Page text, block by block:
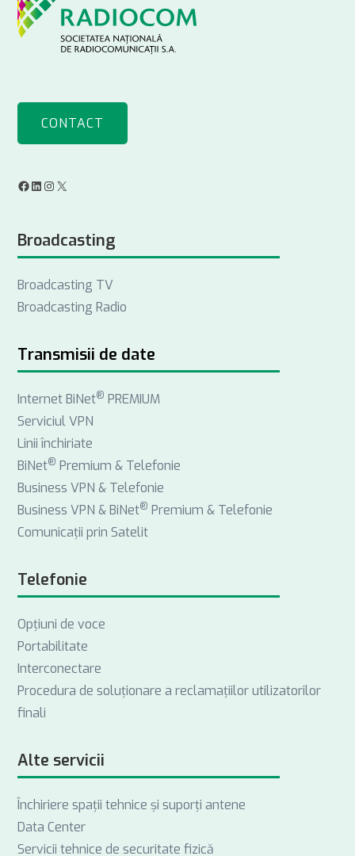
CONTACT
F
c
e
b
o
k
L
n
k
e
d
n
s
t
a
g
a
m
X
Broadcasting
Broadcasting TV
Broadcasting Radio
Transmisii de date
Internet BiNet® PREMIUM
Serviciul VPN
Linii închiriate
BiNet® Premium & Telefonie
Business VPN & Telefonie
Business VPN & BiNet® Premium & Telefonie
Comunicații prin Satelit
Telefonie
Opţiuni de voce
Portabilitate
Interconectare
Procedura de soluționare a reclamațiilor utilizatorilor
finali
Alte servicii
Închiriere spații tehnice și suporți antene
Data Center
Servicii tehnice de securitate fizică